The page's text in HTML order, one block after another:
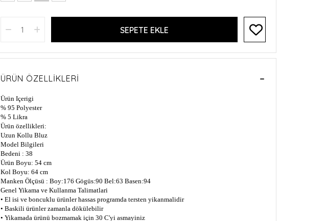
SEPETE EKLE
ÜRÜN ÖZELLIKLERI
Ürün Içerigi
% 95 Polyester
% 5 Likra
Ürün özellikleri:
Uzun Kollu Bluz
Model Bilgileri
Bedeni : 38
Ürün Boyu: 54 cm
Kol Boyu: 64 cm
Manken Ölçüsü : Boy:176 Gögüs:90 Bel:63 Basen:94
Genel Yikama ve Kullanma Talimatlari
• El isi ve boncuklu ürünler hassas programda tersten yikanmalidir
• Baskili ürünler zamanla dökülebilir
• Yikamada ürünü bozmamak için 30 C'yi asmayiniz